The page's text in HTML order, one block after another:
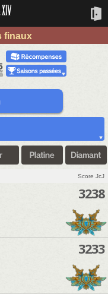
finaux
Score JcJ
3238
3233